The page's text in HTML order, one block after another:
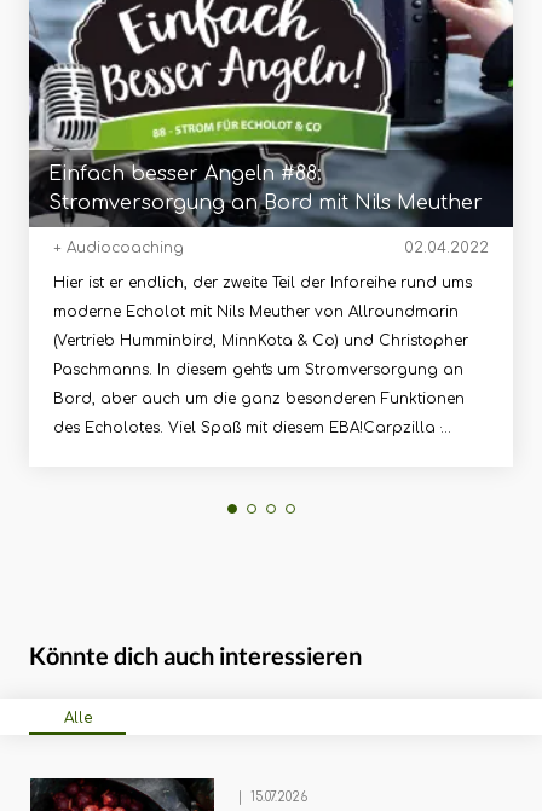
Einfach besser Angeln #88:
Stromversorgung an Bord mit Nils Meuther
+ Audiocoaching 02.04.2022
Hier ist er endlich, der zweite Teil der Inforeihe rund ums
moderne Echolot mit Nils Meuther von Allroundmarin
(Vertrieb Humminbird, MinnKota & Co) und Christopher
Paschmanns. In diesem geht's um Stromversorgung an
Bord, aber auch um die ganz besonderen Funktionen
des Echolotes. Viel Spaß mit diesem EBA!Carpzilla ·
Könnte dich auch interessieren
Alle
15.07.2026